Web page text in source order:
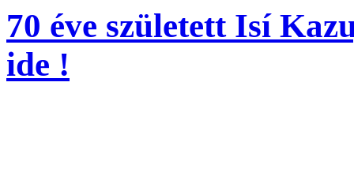
70 éve született Isí
ide !